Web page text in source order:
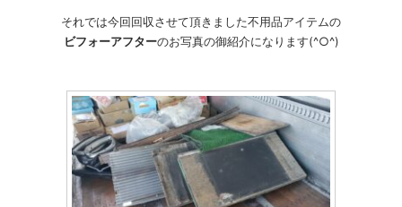
それでは今回回収させて頂きました不用品アイテムの
ビフォーアフターのお写真の御紹介になります(^○^)